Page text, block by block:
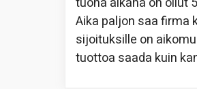
Aika paljon saa firma
sijoituksille on
tuottoa saada kuin